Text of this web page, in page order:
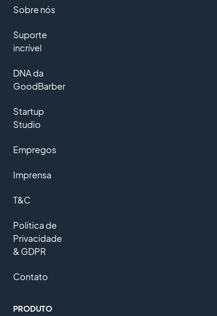
Sobre nós
Suporte
incrível
DNA da
GoodBarber
Startup
Studio
Empregos
Imprensa
T&C
Política de
Privacidade
& GDPR
Contato
PRODUTO